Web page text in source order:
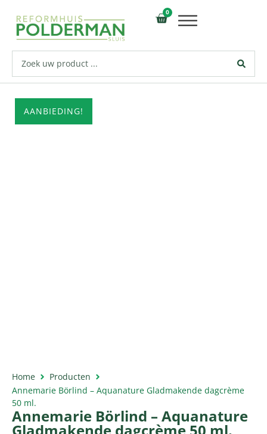
0
AANBIEDING!
Home
Producten
Annemarie Börlind – Aquanature Gladmakende dagcrème
50 ml.
Annemarie Börlind – Aquanature
Gladmakende dagcrème 50 ml.